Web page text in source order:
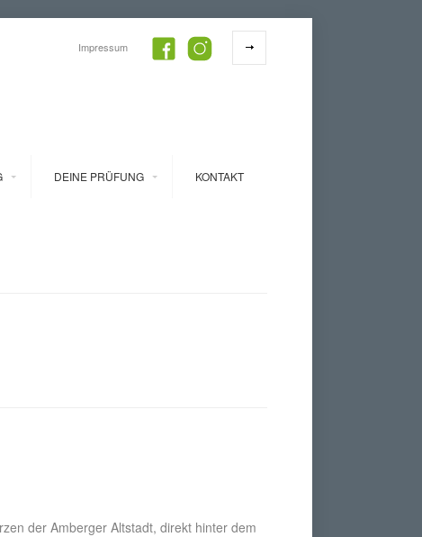
Impressum
DEINE PRÜFUNG KONTAKT
der Amberger Altstadt, direkt hinter dem